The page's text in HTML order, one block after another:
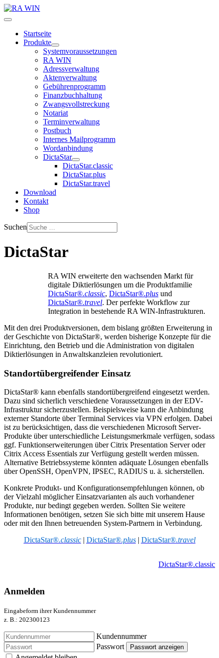
Startseite
Produkte
Systemvoraussetzungen
RA WIN
Adressverwaltung
Aktenverwaltung
Gebührenprogramm
Finanzbuchhaltung
Zwangsvollstreckung
Notariat
Terminverwaltung
Postbuch
Internes Mailprogramm
Wordanbindung
DictaStar
DictaStar.classic
DictaStar.plus
DictaStar.travel
Download
Kontakt
Shop
Suchen
DictaStar
RA WIN erweiterte den wachsenden Markt für
digitale Diktierlösungen um die Produktfamilie
DictaStar®.classic, DictaStar®.plus und
DictaStar®.travel. Der perfekte Workflow zur
Integration in bestehende RA WIN-Infrastrukturen.
Mit den drei Produktversionen, dem bislang größten Erweiterung in
der Geschichte von DictaStar®, werden bisherige Konzepte für die
Einrichtung, den Betrieb und die Administration von digitalen
Diktierlösungen in Anwaltskanzleien revolutioniert.
Standortübergreifender Einsatz
DictaStar® kann ebenfalls standortübergreifend eingesetzt werden.
Dazu sind sicherlich verschiedene Voraussetzungen in der EDV-
Infrastruktur sicherzustellen. Beispielsweise kann die Anbindung
externer Standorte über Terminal Services via VPN erfolgen. Dabei
ist zu berücksichtigen, dass die verschiedenen Microsoft Server-
Produkte über unterschiedliche Leistungsmerkmale verfügen, sodass
ggf. Funktionserweiterungen über Citrix Presentation Server oder
Citrix Access Essentials zur Verfügung gestellt werden müssen.
Alternative Betriebssysteme könnten adäquate Lösungen ebenfalls
über OpenSSH, OpenVPN, IPSEC, RADIUS u. ä. sicherstellen.
Konkrete Produkt- und Konfigurationsempfehlungen können, ob
der Vielzahl möglicher Einsatzvarianten als auch vorhandener
Produkte, nur bedingt gegeben werden. Sollten Sie weitere
Informationen benötigen, setzen Sie sich bitte mit unserem Hause
oder mit den Ihnen betreuenden System-Partnern in Verbindung.
DictaStar®.classic| DictaStar®.plus| DictaStar®.travel
DictaStar®.classic
Anmelden
Eingabeform ihrer Kundennummer
z. B.: 202300123
Kundennummer
Passwort
Passwort anzeigen